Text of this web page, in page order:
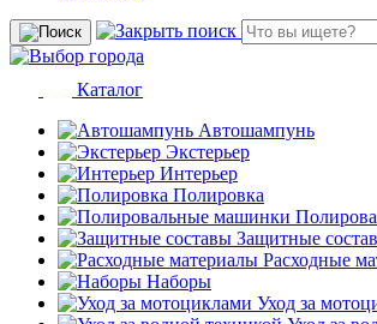
Каталог
Автошампунь
Экстерьер
Интерьер
Полировка
Защитные
Расходные
Наборы
Уход за